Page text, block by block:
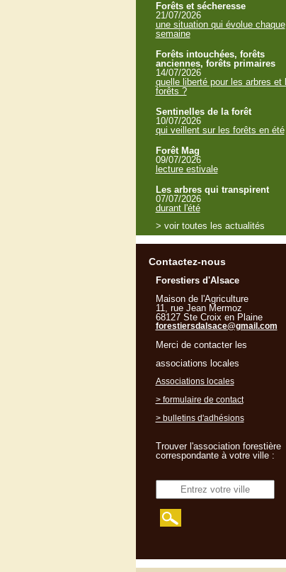
Forêts et sécheresse
21/07/2026
une situation qui évolue chaque
semaine
Forêts intouchées, forêts
anciennes, forêts primaires
14/07/2026
quelle liberté pour les arbres et
forêts ?
Sentinelles de la forêt
10/07/2026
qui veillent sur les forêts en été
Forêt Mag
09/07/2026
lecture estivale
Les arbres qui transpirent
07/07/2026
durant l'été
> voir toutes les actualités
Contactez-nous
Forestiers d'Alsace
Maison de l'Agriculture
11, rue Jean Mermoz
68127 Ste Croix en Plaine
forestiersdalsace@gmail.com
Merci de contacter les
associations locales
Associations locales
> formulaire de contact
> bulletins d'adhésions
Trouver l'association forestière
correspondante à votre ville :